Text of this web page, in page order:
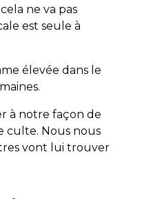
ne va pas
est seule à
élevée dans le
à notre façon de
culte. Nous nous
vont lui trouver